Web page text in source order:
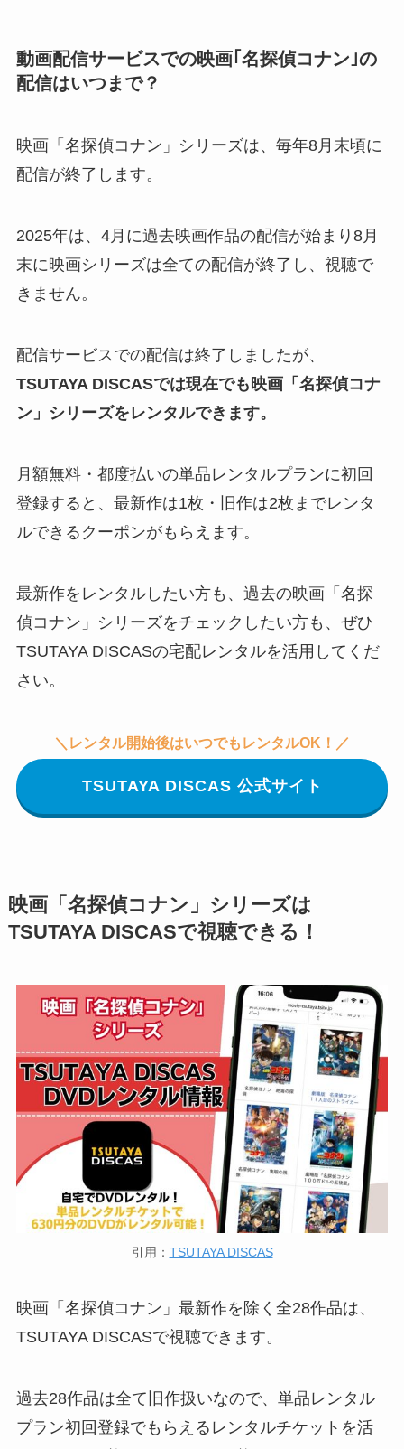
動画配信サービスでの映画｢名探偵コナン｣の
配信はいつまで？
映画「名探偵コナン」シリーズは、毎年8月末頃に
配信が終了します。
2025年は、4月に過去映画作品の配信が始まり8月
末に映画シリーズは全ての配信が終了し、視聴で
きません。
配信サービスでの配信は終了しましたが、
TSUTAYA DISCASでは現在でも映画「名探偵コナ
ン」シリーズをレンタルできます。
月額無料・都度払いの単品レンタルプランに初回
登録すると、最新作は1枚・旧作は2枚までレンタ
ルできるクーポンがもらえます。
最新作をレンタルしたい方も、過去の映画「名探
偵コナン」シリーズをチェックしたい方も、ぜひ
TSUTAYA DISCASの宅配レンタルを活用してくだ
さい。
＼レンタル開始後はいつでもレンタルOK！／
TSUTAYA DISCAS 公式サイト
映画「名探偵コナン」シリーズは
TSUTAYA DISCASで視聴できる！
引用： TSUTAYA DISCAS
映画「名探偵コナン」最新作を除く全28作品は、
TSUTAYA DISCASで視聴できます。
過去28作品は全て旧作扱いなので、単品レンタル
プラン初回登録でもらえるレンタルチケットを活